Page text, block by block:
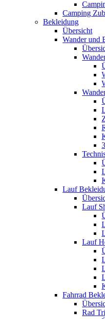
Camping
Bekleidung
Übersicht
Wander und
Lauf
Lauf
Lauf
Fahrrad
Rad